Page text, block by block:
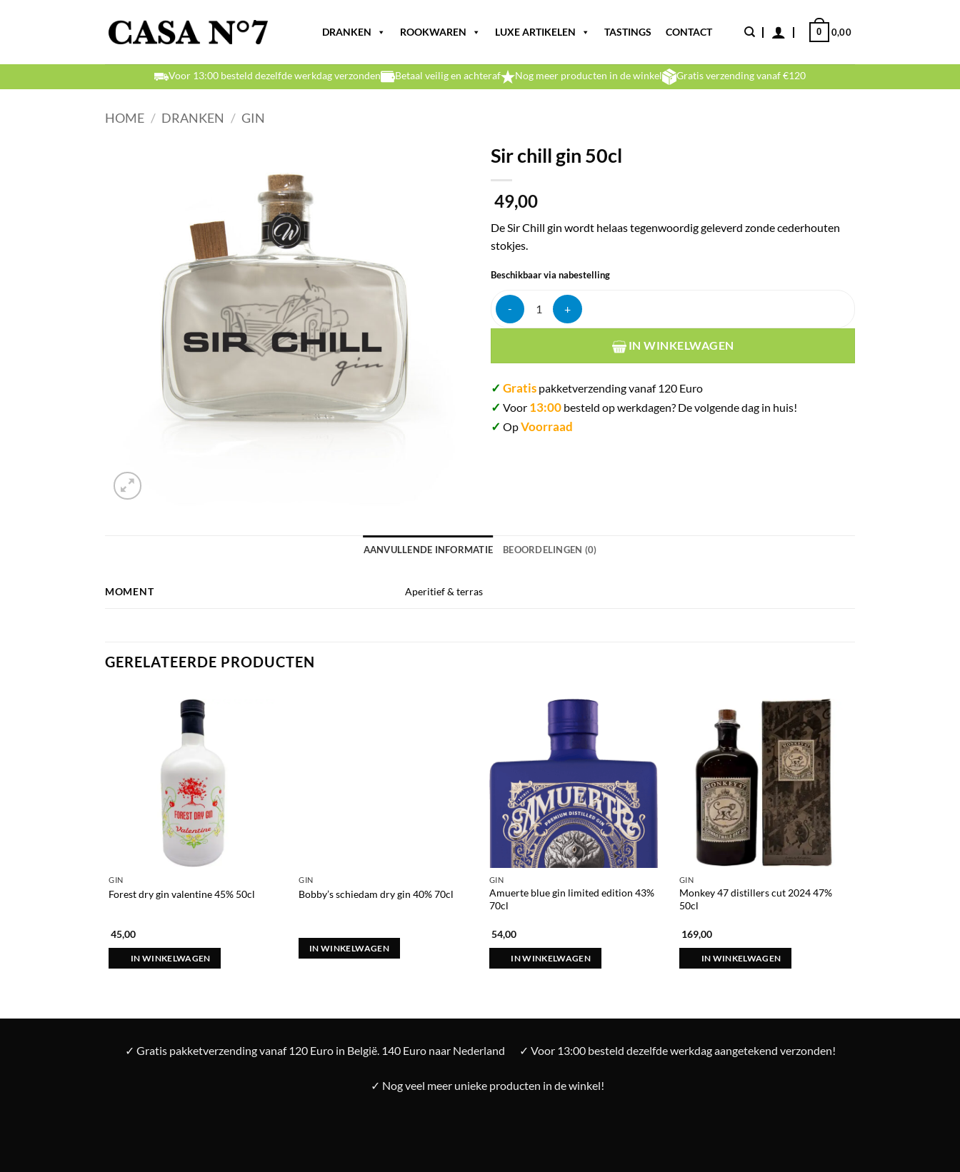
DRANKEN ROOKWAREN LUXE ARTIKELEN TASTINGS CONTACT 0,00
0
Voor 13:00 besteld dezelfde werkdag verzonden Betaal veilig en achteraf Nog meer producten in de winkel Gratis verzending vanaf €120
HOME / DRANKEN / GIN
Sir chill gin 50cl
49,00
De Sir Chill gin wordt helaas tegenwoordig geleverd zonde cederhouten
stokjes.
Beschikbaar via nabestelling
Sir chill gin 50cl aantal
IN WINKELWAGEN
✓ Gratis pakketverzending vanaf 120 Euro
✓ Voor 13:00 besteld op werkdagen? De volgende dag in huis!
✓ OpVoorraad
AANVULLENDE INFORMATIE BEOORDELINGEN (0)
MOMENT Aperitief & terras
GERELATEERDE PRODUCTEN
GIN
Forest dry gin valentine 45% 50cl
45,00
IN WINKELWAGEN
GIN
Bobby’s schiedam dry gin 40% 70cl
IN WINKELWAGEN
GIN
Amuerte blue gin limited edition 43%
70cl
54,00
IN WINKELWAGEN
GIN
Monkey 47 distillers cut 2024 47%
50cl
169,00
IN WINKELWAGEN
✓ Gratis pakketverzending vanaf 120 Euro in België. 140 Euro naar Nederland ✓ Voor 13:00 besteld dezelfde werkdag aangetekend verzonden!
✓ Nog veel meer unieke producten in de winkel!